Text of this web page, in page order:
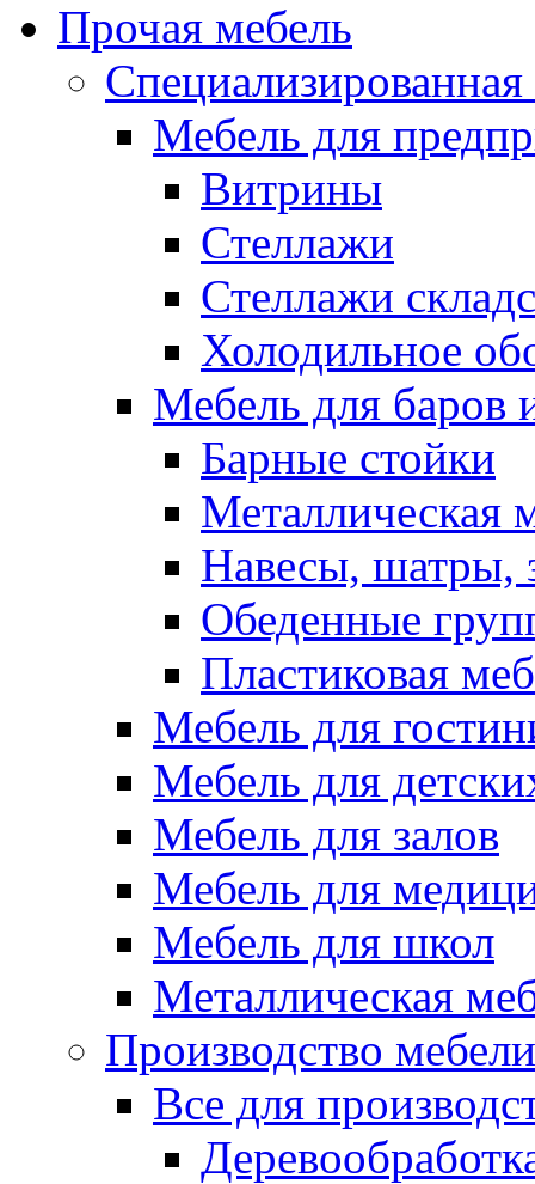
Прочая мебель
Специализированная
Мебель для
Витрины
Стеллажи
Стеллажи
Холодильное
Мебель для баров
Барные стойки
Металлическая
Навесы, шатры,
Обеденные
Пластиковая
Мебель для
Мебель для
Мебель для залов
Мебель для
Мебель для школ
Металлическая
Производство мебели
Все для